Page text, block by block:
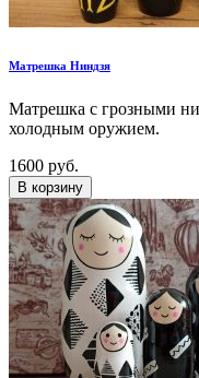
Матрешка Ниндзя
Матрешка с грозными
холодным оружием.
1600 руб.
В корзину